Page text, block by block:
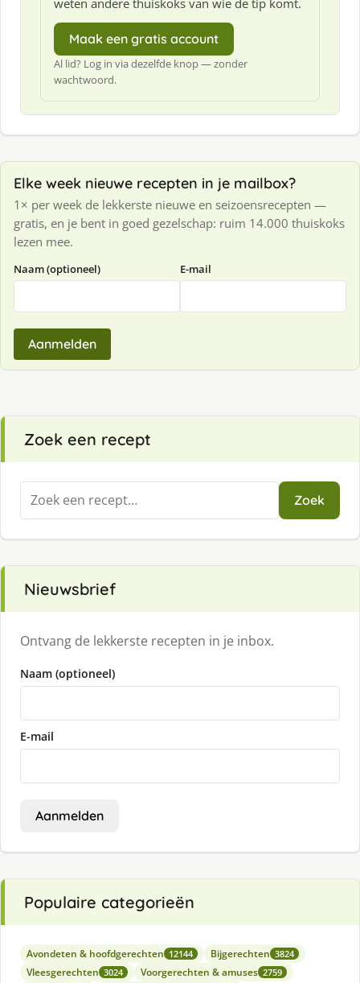
weten andere thuiskoks van wie de tip komt.
Maak een gratis account
Al lid? Log in via dezelfde knop — zonder
wachtwoord.
Elke week nieuwe recepten in je mailbox?
1× per week de lekkerste nieuwe en seizoensrecepten —
gratis, en je bent in goed gezelschap: ruim 14.000 thuiskoks
lezen mee.
Naam (optioneel) E-mail
Aanmelden
Zoek een recept
Zoeken
naar:
Zoek
Nieuwsbrief
Ontvang de lekkerste recepten in je inbox.
Naam (optioneel)
E-mail
Aanmelden
Populaire categorieën
Avondeten & hoofdgerechten 12144 Bijgerechten 3824
Vleesgerechten 3024 Voorgerechten & amuses 2759